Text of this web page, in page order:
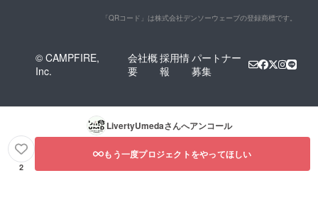
「QRコード」は株式会社デンソーウェーブの登録商標です。
© CAMPFIRE,
Inc.
会社概
要
採用情
報
パートナー
募集
LivertyUmedaさんへアンコール
2
もう一度プロジェクトをやってほしい